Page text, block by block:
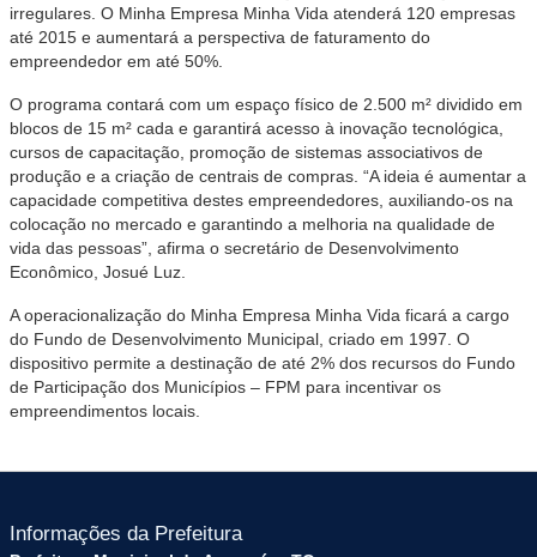
irregulares. O Minha Empresa Minha Vida atenderá 120 empresas
até 2015 e aumentará a perspectiva de faturamento do
empreendedor em até 50%.
O programa contará com um espaço físico de 2.500 m² dividido em
blocos de 15 m² cada e garantirá acesso à inovação tecnológica,
cursos de capacitação, promoção de sistemas associativos de
produção e a criação de centrais de compras. “A ideia é aumentar a
capacidade competitiva destes empreendedores, auxiliando-os na
colocação no mercado e garantindo a melhoria na qualidade de
vida das pessoas”, afirma o secretário de Desenvolvimento
Econômico, Josué Luz.
A operacionalização do Minha Empresa Minha Vida ficará a cargo
do Fundo de Desenvolvimento Municipal, criado em 1997. O
dispositivo permite a destinação de até 2% dos recursos do Fundo
de Participação dos Municípios – FPM para incentivar os
empreendimentos locais.
Informações da Prefeitura